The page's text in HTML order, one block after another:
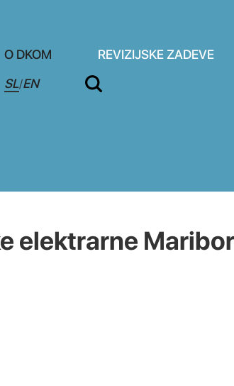
O DKOM REVIZIJSKE ZADEVE
SL/EN
elektrarne